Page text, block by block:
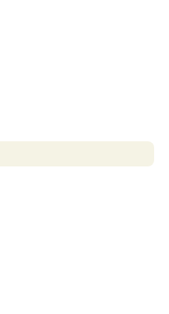
的研究：同義字、反義字、